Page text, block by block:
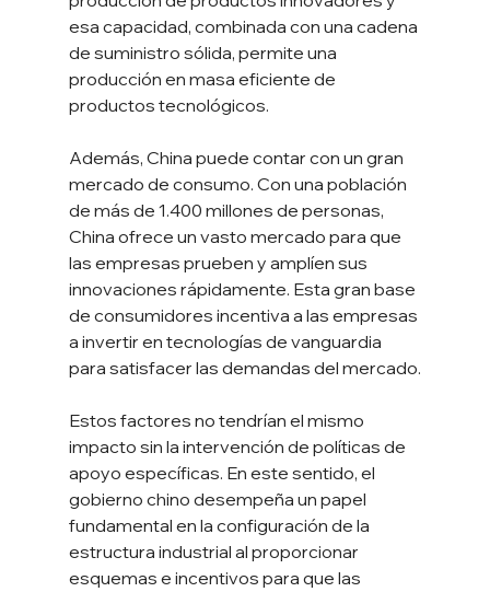
esa capacidad, combinada con una cadena
de suministro sólida, permite una
producción en masa eficiente de
productos tecnológicos.
Además, China puede contar con un gran
mercado de consumo. Con una población
de más de 1.400 millones de personas,
China ofrece un vasto mercado para que
las empresas prueben y amplíen sus
innovaciones rápidamente. Esta gran base
de consumidores incentiva a las empresas
a invertir en tecnologías de vanguardia
para satisfacer las demandas del mercado.
Estos factores no tendrían el mismo
impacto sin la intervención de políticas de
apoyo específicas. En este sentido, el
gobierno chino desempeña un papel
fundamental en la configuración de la
estructura industrial al proporcionar
esquemas e incentivos para que las